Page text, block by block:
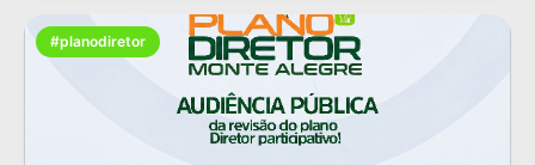
#planodiretor